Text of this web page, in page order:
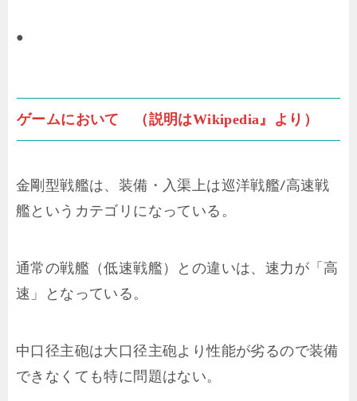
●
ゲームにおいて （説明はWikipedia』より）
金剛型戦艦は、装備・入渠上は巡洋戦艦/高速戦
艦というカテゴリになっている。
通常の戦艦（低速戦艦）との違いは、速力が「高
速」となっている。
中口径主砲は大口径主砲より性能が劣るので装備
できなくても特に問題はない。